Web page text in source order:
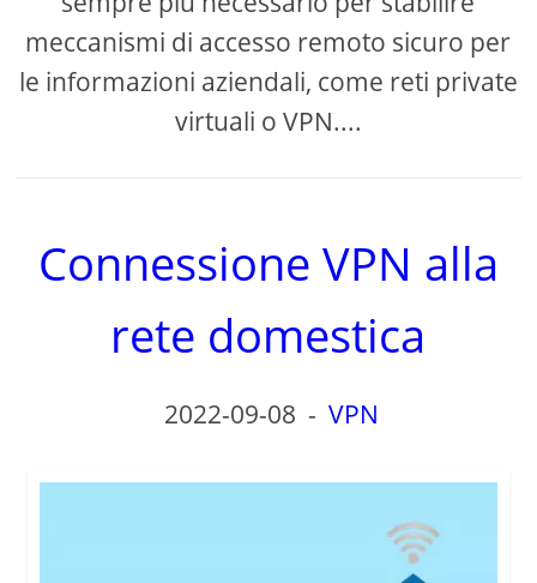
meccanismi di accesso remoto sicuro per
le informazioni aziendali, come reti private
virtuali o VPN....
Connessione VPN alla
rete domestica
2022-09-08 - VPN